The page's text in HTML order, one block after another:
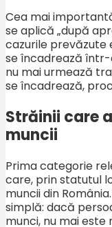
Cea mai
se aplică „după
cazurile prevăzute
se încadrează
nu mai urmează
se încadrează,
Străinii care
muncii
Prima categorie
care, prin statutul
muncii din
simplă: dacă
munci, nu mai